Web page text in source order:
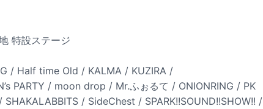
特設ステージ
/ Half time Old / KALMA / KUZIRA /
PARTY / moon drop / Mr.ふぉるて / ONIONRING / PK
/ SideChest / SPARK!!SOUND!!SHOW!! /